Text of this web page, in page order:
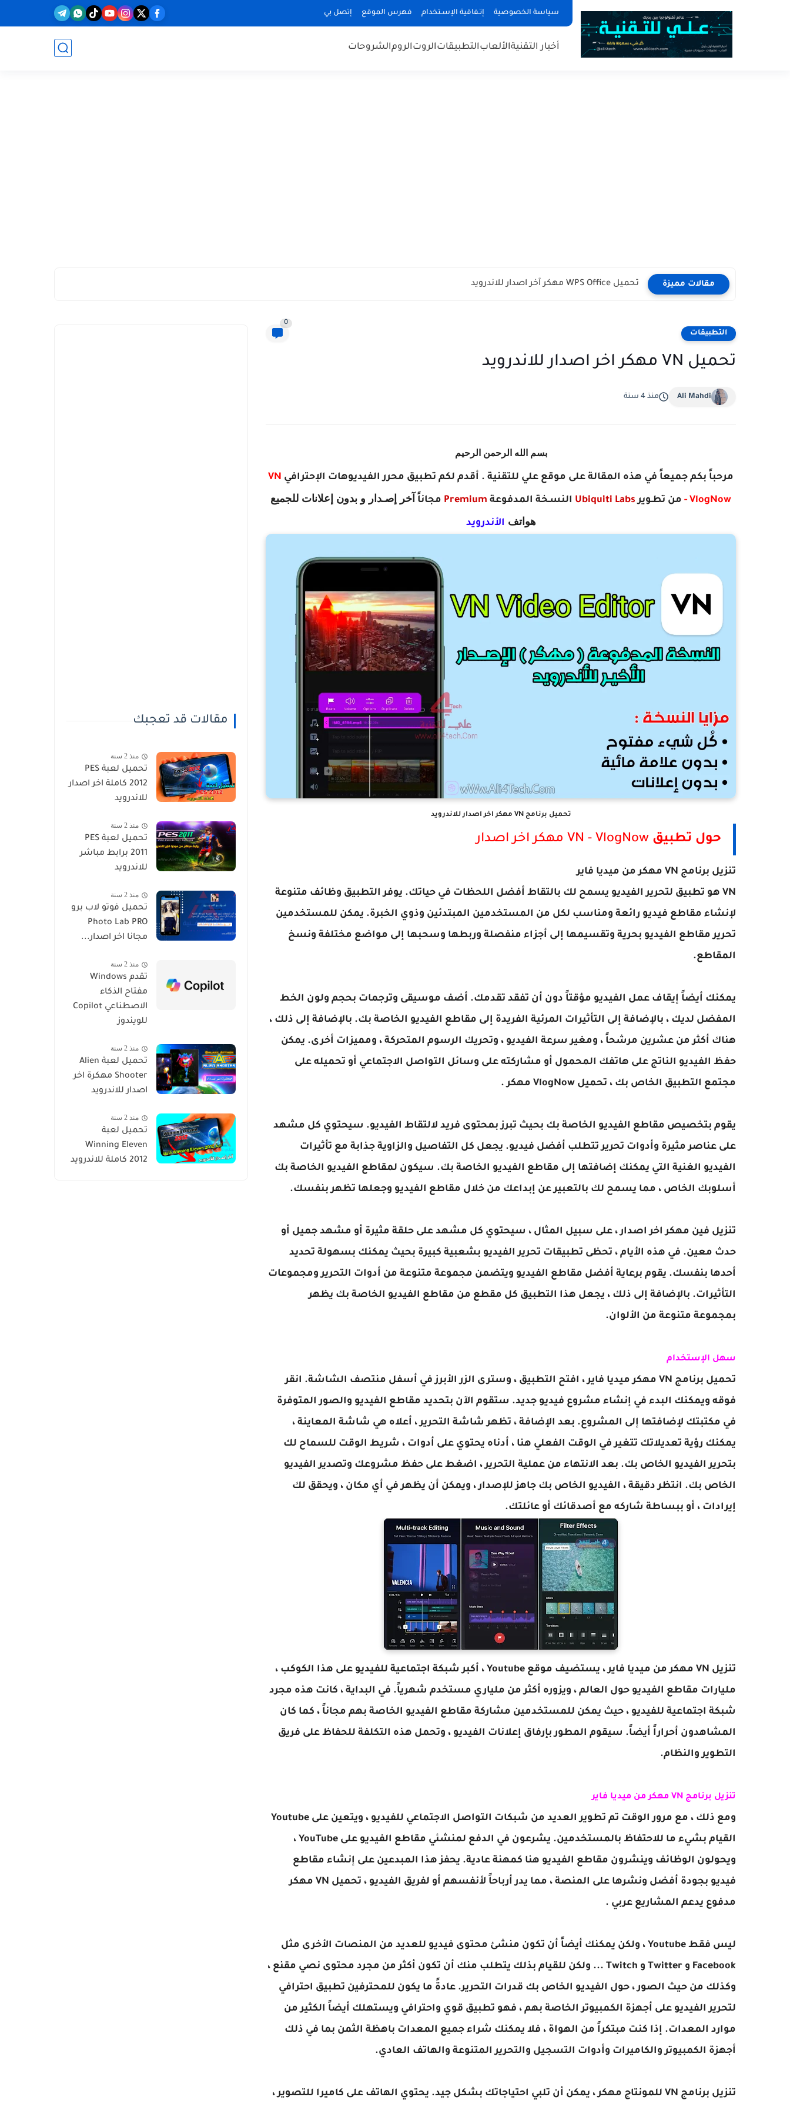
سياسة الخصوصية إتـفاقية الإسـتخدام فهرس الموقع إتصل بي
أخبار التقنيةالألعابالتطبيقاتالروتالرومالشروحات
مقالات مميزة تحميل WPS Office مهكر آخر اصدار للاندرويد
التطبيقات
0
تحميل VN مهكر اخر اصدار للاندرويد
Ali Mahdi منذ 4 سنة
بسم الله الرحمن الرحيم
مرحباً بكم جميعاً في هذه المقالة على موقع علي للتقنية . أقدم لكم تطبيق محرر الفيديوهات الإحترافي VN
- VlogNow من تطـويرUbiquiti Labs النسـخة المدفوعة Premium مجاناً آخر إصـدار و بدون إعلانات للجميع
هواتف الأندرويد
تحميل برنامج VN مهكر اخر اصدار للاندرويد
حول تطبيق VN - VlogNow مهكر اخر اصدار
تنزيل برنامج VN مهكر من ميديا فاير
VN هو تطبيق لتحرير الفيديو يسمح لك بالتقاط أفضل اللحظات في حياتك. يوفر التطبيق وظائف متنوعة
لإنشاء مقاطع فيديو رائعة ومناسب لكل من المستخدمين المبتدئين وذوي الخبرة. يمكن للمستخدمين
تحرير مقاطع الفيديو بحرية وتقسيمها إلى أجزاء منفصلة وربطها وسحبها إلى مواضع مختلفة ونسخ
المقاطع.
يمكنك أيضاً إيقاف عمل الفيديو مؤقتاً دون أن تفقد تقدمك. أضف موسيقى وترجمات بحجم ولون الخط
المفضل لديك ، بالإضافة إلى التأثيرات المرئية الفريدة إلى مقاطع الفيديو الخاصة بك. بالإضافة إلى ذلك ،
هناك أكثر من عشرين مرشحاً ، ومغير سرعة الفيديو ، وتحريك الرسوم المتحركة ، ومميزات أخرى. يمكن
حفظ الفيديو الناتج على هاتفك المحمول أو مشاركته على وسائل التواصل الاجتماعي أو تحميله على
مجتمع التطبيق الخاص بك ، تحميل VlogNow مهكر .
يقوم بتخصيص مقاطع الفيديو الخاصة بك بحيث تبرز بمحتوى فريد لالتقاط الفيديو. سيحتوي كل مشهد
على عناصر مثيرة وأدوات تحرير تتطلب أفضل فيديو. يجعل كل التفاصيل والزاوية جذابة مع تأثيرات
الفيديو الغنية التي يمكنك إضافتها إلى مقاطع الفيديو الخاصة بك. سيكون لمقاطع الفيديو الخاصة بك
أسلوبك الخاص ، مما يسمح لك بالتعبير عن إبداعك من خلال مقاطع الفيديو وجعلها تظهر بنفسك.
تنزيل فين مهكر اخر اصدار ، على سبيل المثال ، سيحتوي كل مشهد على حلقة مثيرة أو مشهد جميل أو
حدث معين. في هذه الأيام ، تحظى تطبيقات تحرير الفيديو بشعبية كبيرة بحيث يمكنك بسهولة تحديد
أحدها بنفسك. يقوم برعاية أفضل مقاطع الفيديو ويتضمن مجموعة متنوعة من أدوات التحرير ومجموعات
التأثيرات. بالإضافة إلى ذلك ، يجعل هذا التطبيق كل مقطع من مقاطع الفيديو الخاصة بك يظهر
بمجموعة متنوعة من الألوان.
سهل الإستخدام
تحميل برنامج VN مهكر ميديا فاير ،
افتح التطبيق ، وسترى الزر الأبرز في أسفل منتصف الشاشة. انقر
فوقه ويمكنك البدء في إنشاء مشروع فيديو جديد. ستقوم الآن بتحديد مقاطع الفيديو والصور المتوفرة
في مكتبتك لإضافتها إلى المشروع. بعد الإضافة ، تظهر شاشة التحرير ، أعلاه هي شاشة المعاينة ،
يمكنك رؤية تعديلاتك تتغير في الوقت الفعلي هنا ، أدناه يحتوي على أدوات ، شريط الوقت للسماح لك
بتحرير الفيديو الخاص بك. بعد الانتهاء من عملية التحرير ، اضغط على حفظ مشروعك وتصدير الفيديو
الخاص بك. انتظر دقيقة ، الفيديو الخاص بك جاهز للإصدار ، ويمكن أن يظهر في أي مكان ، ويحقق لك
إيرادات ، أو ببساطة شاركه مع أصدقائك أو عائلتك.
تنزيل VN مهكر من ميديا فاير ، يستضيف موقع Youtube ، أكبر شبكة اجتماعية للفيديو على هذا الكوكب ،
مليارات مقاطع الفيديو حول العالم ، ويزوره أكثر من ملياري مستخدم شهرياً. في البداية ، كانت هذه مجرد
شبكة اجتماعية للفيديو ، حيث يمكن للمستخدمين مشاركة مقاطع الفيديو الخاصة بهم مجاناً ، كما كان
المشاهدون أحراراً أيضاً. سيقوم المطور بإرفاق إعلانات الفيديو ، وتحمل هذه التكلفة للحفاظ على فريق
التطوير والنظام.
تنزيل برنامج VN مهكر من ميديا فاير
ومع ذلك ، مع مرور الوقت تم تطوير العديد من شبكات التواصل الاجتماعي للفيديو ، ويتعين على Youtube
القيام بشيء ما للاحتفاظ بالمستخدمين. يشرعون في الدفع لمنشئي مقاطع الفيديو على YouTube ،
ويحولون الوظائف وينشرون مقاطع الفيديو هنا كمهنة عادية. يحفز هذا المبدعين على إنشاء مقاطع
فيديو بجودة أفضل ونشرها على المنصة ، مما يدر أرباحاً لأنفسهم أو لفريق الفيديو ، تحميل VN مهكر
مدفوع يدعم المشاريع عربي .
ليس فقط Youtube ، ولكن يمكنك أيضاً أن تكون منشئ محتوى فيديو للعديد من المنصات الأخرى مثل
Facebook و Twitter و Twitch ... ولكن للقيام بذلك يتطلب منك أن تكون أكثر من مجرد محتوى نصي مقنع ،
وكذلك من حيث الصور ، حول الفيديو الخاص بك قدرات التحرير. عادةً ما يكون للمحترفين تطبيق احترافي
لتحرير الفيديو على أجهزة الكمبيوتر الخاصة بهم ، فهو تطبيق قوي واحترافي ويستهلك أيضاً الكثير من
موارد المعدات. إذا كنت مبتكراً من الهواة ، فلا يمكنك شراء جميع المعدات باهظة الثمن بما في ذلك
أجهزة الكمبيوتر والكاميرات وأدوات التسجيل والتحرير المتنوعة والهاتف العادي.
تنزيل برنامج VN للمونتاج مهكر ، يمكن أن تلبي احتياجاتك بشكل جيد. يحتوي الهاتف على كاميرا للتصوير ،
مقالات قد تعجبك
منذ 2 سنة
تحميل لعبة PES
2012 كاملة اخر اصدار
للاندرويد
منذ 2 سنة
تحميل لعبة PES
2011 برابط مباشر
للاندرويد
منذ 2 سنة
تحميل فوتو لاب برو
Photo Lab PRO
مجانا اخر اصدار...
منذ 2 سنة
تقدم Windows
مفتاح الذكاء
الاصطناعي Copilot
للويندوز
منذ 2 سنة
تحميل لعبة Alien
Shooter مهكرة اخر
اصدار للاندرويد
منذ 2 سنة
تحميل لعبة
Winning Eleven
2012 كاملة للاندرويد